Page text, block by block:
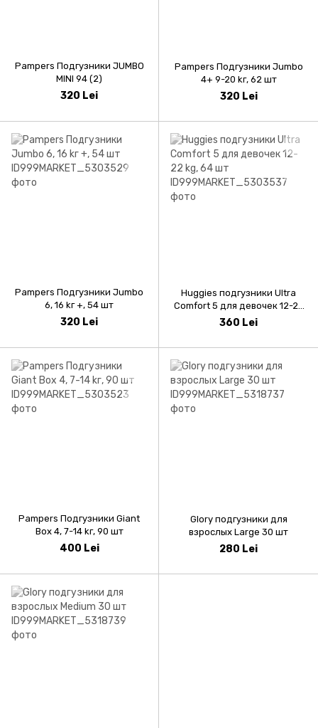
Pampers Подгузники JUMBO
MINI 94 (2)
320 Lei
Pampers Подгузники Jumbo
4+ 9-20 kг, 62 шт
320 Lei
Pampers Подгузники Jumbo
6, 16 kг +, 54 шт
320 Lei
Huggies подгузники Ultra
Comfort 5 для девочек 12-22
kg, 64 шт
360 Lei
Pampers Подгузники Giant
Box 4, 7-14 kг, 90 шт
400 Lei
Glory подгузники для
взрослых Large 30 шт
280 Lei